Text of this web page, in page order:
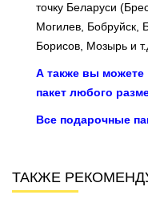
точку Беларуси
Могилев, Бобруйск,
Борисов, Мозырь и
А также вы можете
пакет любого
Все подарочные
ТАКЖЕ